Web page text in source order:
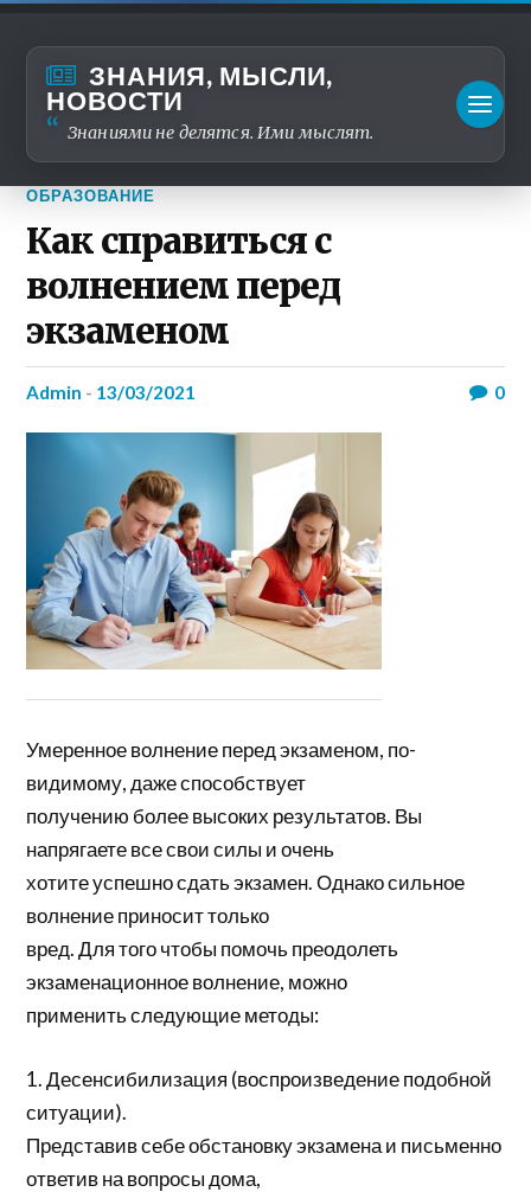
ЗНАНИЯ, МЫСЛИ,
НОВОСТИ
Знаниями не делятся. Ими мыслят.
ОБРАЗОВАНИЕ
Как справиться с
волнением перед
экзаменом
admin - 13/03/2021 0
Умеренное волнение перед экзаменом, по-
видимому, даже способствует
получению более высоких результатов. Вы
напрягаете все свои силы и очень
хотите успешно сдать экзамен. Однако сильное
волнение приносит только
вред. Для того чтобы помочь преодолеть
экзаменационное волнение, можно
применить следующие методы:
1. Десенсибилизация (воспроизведение подобной
ситуации).
Представив себе обстановку экзамена и письменно
ответив на вопросы дома,